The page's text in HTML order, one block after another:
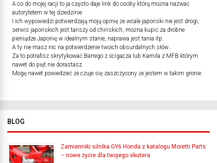
A co do mojej racji to ja często daje link do osoby którą można nazwać
autorytetem w tej dziedzinie.
I ich wypowiedzi potwierdzają moją opinię że wcale japoński nie jest drogi,
serwis japońskich jest tańszy od chińskich, można kupić za drobne
pieniądze Japonię w idealnym stanie, naprawa jest tania itp.
A ty nie masz nic na potwierdzenie twoich obsurdalnych słów .
Za to potrafisz skrytykować Barrego z ścigacza lub Kamila z MFB którym
nawet do pięt nie dorastasz.
Mogę nawet powiedzieć że czuje się zaszczycony że jestem w takim gronie.
BLOG
Zamienniki silnika GY6 Honda z katalogu Moretti Parts
– nowe życie dla twojego skutera